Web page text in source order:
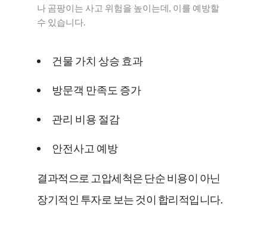
나 곰팡이는 사고 위험을 높이는데, 이를 예방할
수 있습니다.
건물 가치 상승 효과
방문객 만족도 증가
관리 비용 절감
안전사고 예방
결과적으로 고압세척은 단순 비용이 아닌
장기적인 투자로 보는 것이 합리적입니다.